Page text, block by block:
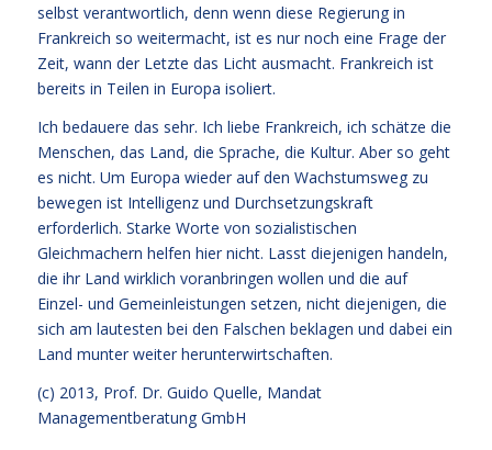
selbst verantwortlich, denn wenn diese Regierung in
Frankreich so weitermacht, ist es nur noch eine Frage der
Zeit, wann der Letzte das Licht ausmacht. Frankreich ist
bereits in Teilen in Europa isoliert.
Ich bedauere das sehr. Ich liebe Frankreich, ich schätze die
Menschen, das Land, die Sprache, die Kultur. Aber so geht
es nicht. Um Europa wieder auf den Wachstumsweg zu
bewegen ist Intelligenz und Durchsetzungskraft
erforderlich. Starke Worte von sozialistischen
Gleichmachern helfen hier nicht. Lasst diejenigen handeln,
die ihr Land wirklich voranbringen wollen und die auf
Einzel- und Gemeinleistungen setzen, nicht diejenigen, die
sich am lautesten bei den Falschen beklagen und dabei ein
Land munter weiter herunterwirtschaften.
(c) 2013, Prof. Dr. Guido Quelle, Mandat
Managementberatung GmbH